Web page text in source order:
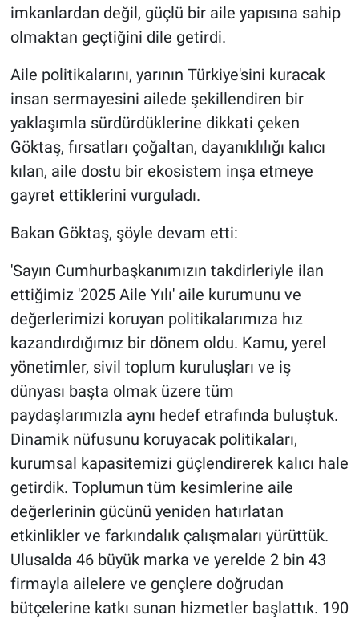
imkanlardan değil, güçlü bir aile yapısına sahip
olmaktan geçtiğini dile getirdi.
Aile politikalarını, yarının Türkiye'sini kuracak
insan sermayesini ailede şekillendiren bir
yaklaşımla sürdürdüklerine dikkati çeken
Göktaş, fırsatları çoğaltan, dayanıklılığı kalıcı
kılan, aile dostu bir ekosistem inşa etmeye
gayret ettiklerini vurguladı.
Bakan Göktaş, şöyle devam etti:
'Sayın Cumhurbaşkanımızın takdirleriyle ilan
ettiğimiz '2025 Aile Yılı' aile kurumunu ve
değerlerimizi koruyan politikalarımıza hız
kazandırdığımız bir dönem oldu. Kamu, yerel
yönetimler, sivil toplum kuruluşları ve iş
dünyası başta olmak üzere tüm
paydaşlarımızla aynı hedef etrafında buluştuk.
Dinamik nüfusunu koruyacak politikaları,
kurumsal kapasitemizi güçlendirerek kalıcı hale
getirdik. Toplumun tüm kesimlerine aile
değerlerinin gücünü yeniden hatırlatan
etkinlikler ve farkındalık çalışmaları yürüttük.
Ulusalda 46 büyük marka ve yerelde 2 bin 43
firmayla ailelere ve gençlere doğrudan
bütçelerine katkı sunan hizmetler başlattık. 190